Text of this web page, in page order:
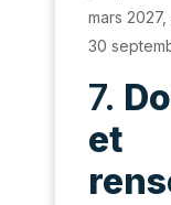
mars
30
7.
et